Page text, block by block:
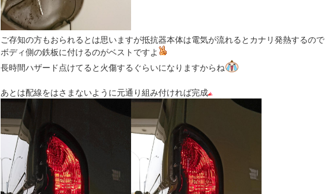
ご存知の方もおられるとは思いますが抵抗器本体は電気が流れるとカナリ発熱するので
ボディ側の鉄板に付けるのがベストですよ
長時間ハザード点けてると火傷するぐらいになりますからね
あとは配線をはさまないように元通り組み付ければ完成